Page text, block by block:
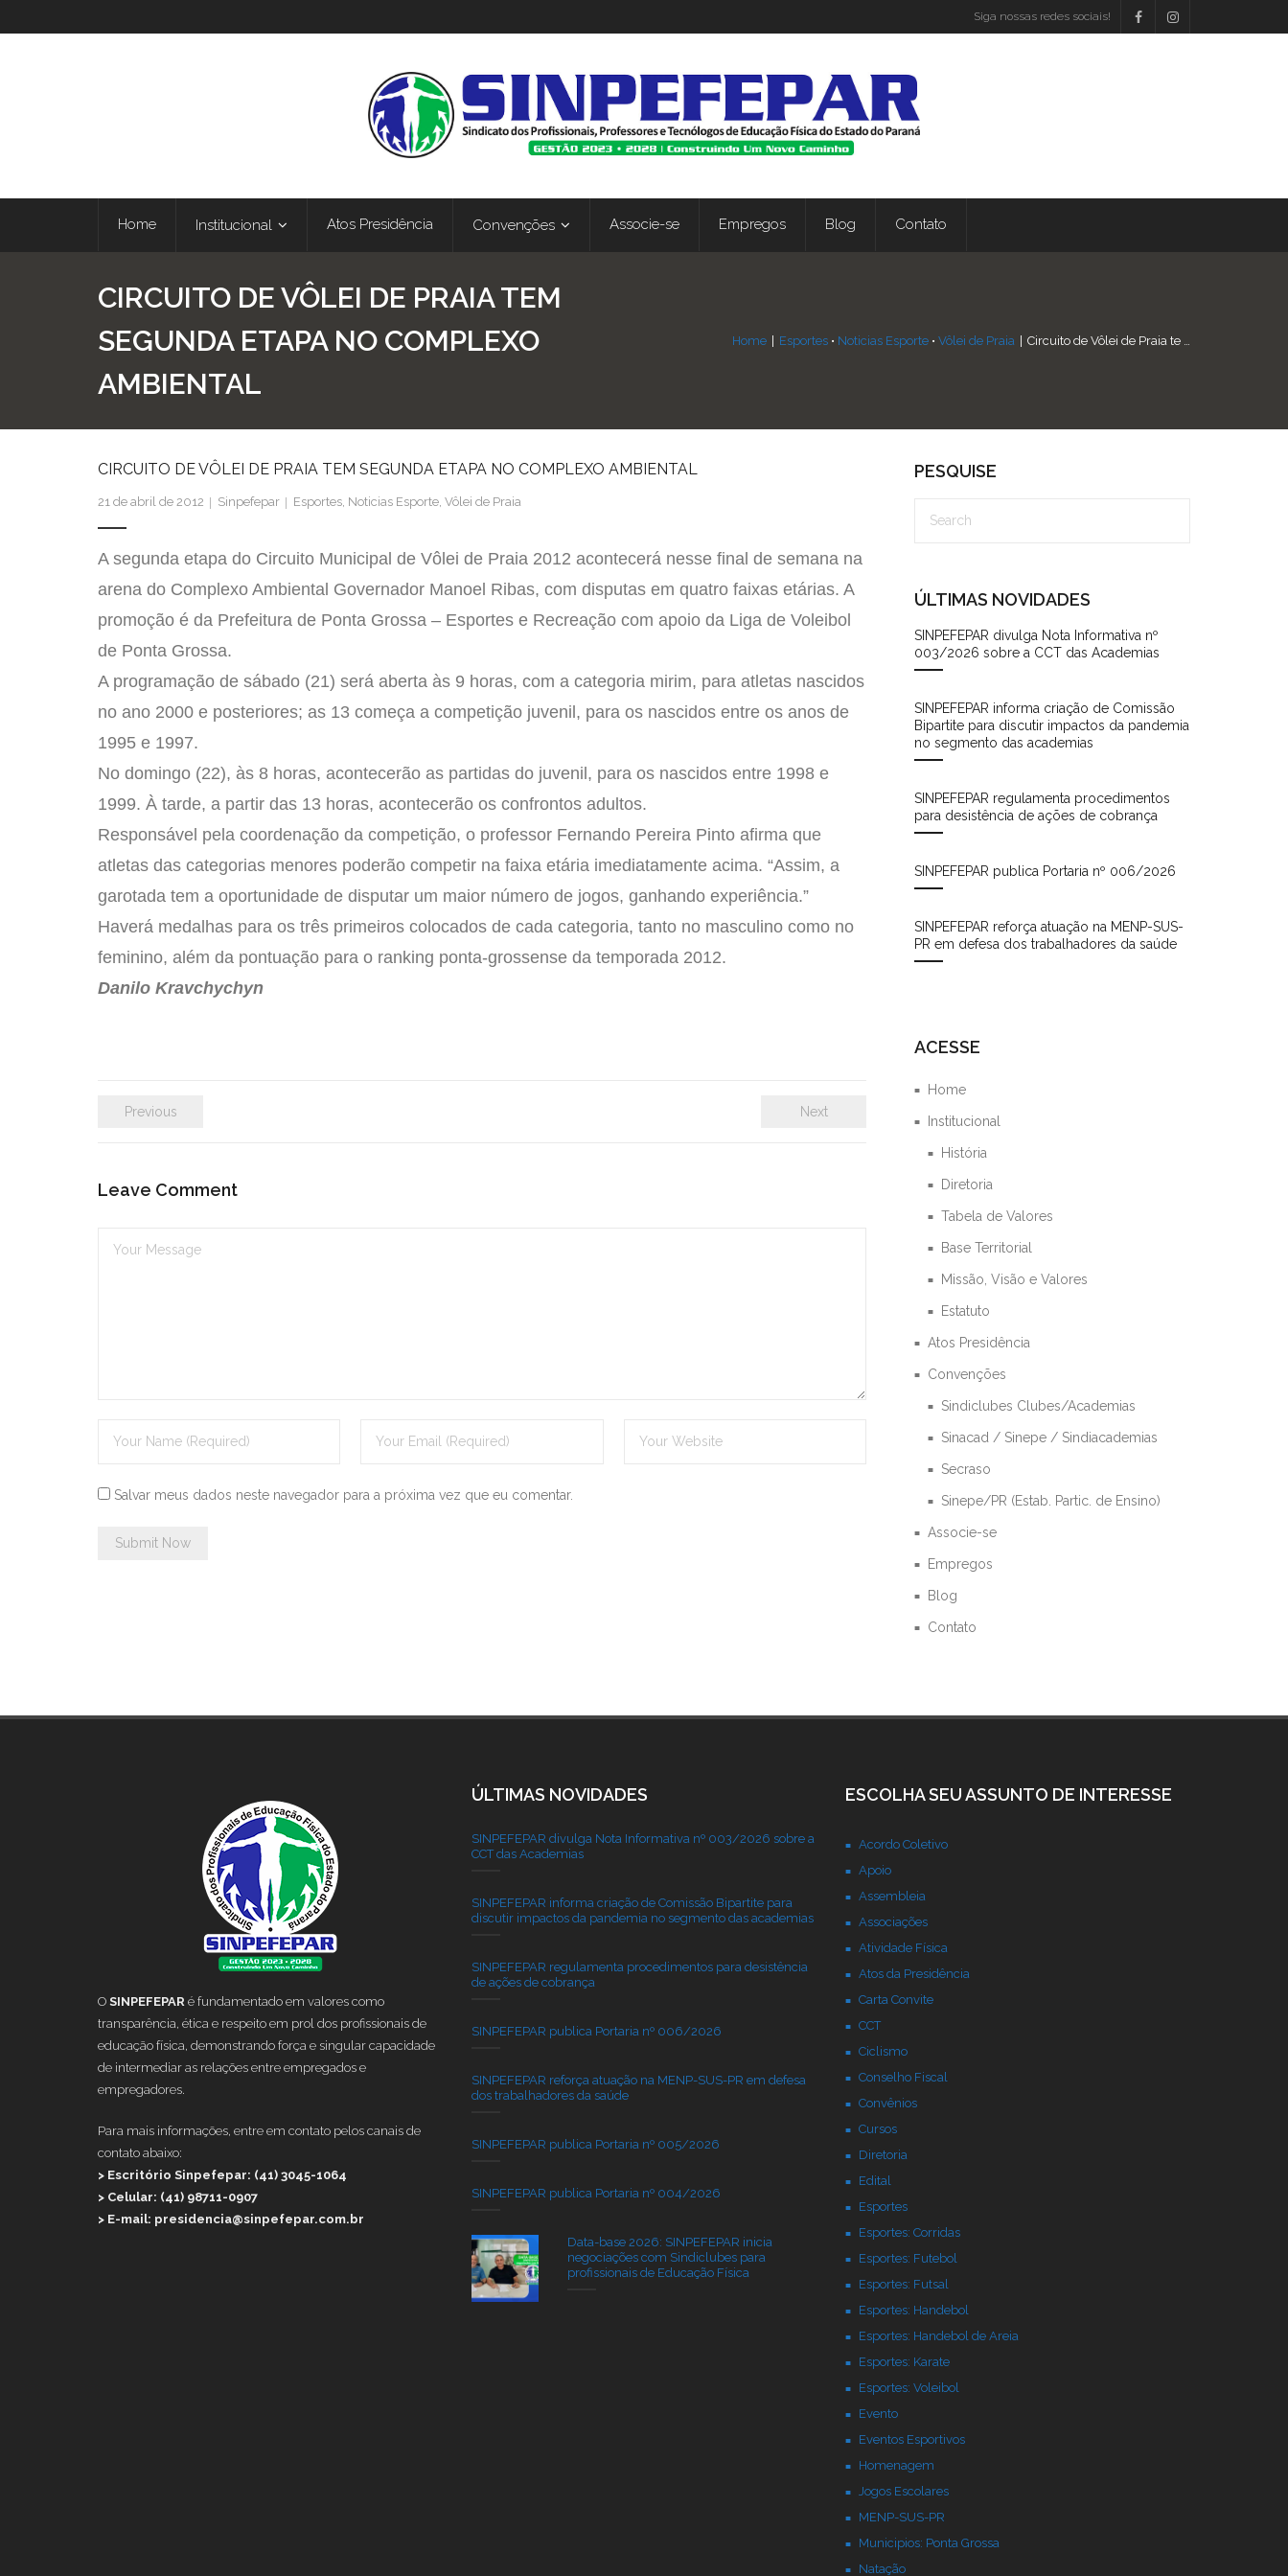
Siga nossas redes sociais!
Home Institucional Atos Presidência Convenções Associe-se Empregos Blog Contato
CIRCUITO DE VÔLEI DE PRAIA TEM
SEGUNDA ETAPA NO COMPLEXO
AMBIENTAL
Home Esportes • Noticias Esporte • Vôlei de Praia Circuito de Vôlei de Praia te …
CIRCUITO DE VÔLEI DE PRAIA TEM SEGUNDA ETAPA NO COMPLEXO AMBIENTAL
21 de abril de 2012 Sinpefepar Esportes Noticias Esporte Vôlei de Praia
A segunda etapa do Circuito Municipal de Vôlei de Praia 2012 acontecerá nesse final de semana na
arena do Complexo Ambiental Governador Manoel Ribas, com disputas em quatro faixas etárias. A
promoção é da Prefeitura de Ponta Grossa – Esportes e Recreação com apoio da Liga de Voleibol
de Ponta Grossa.
A programação de sábado (21) será aberta às 9 horas, com a categoria mirim, para atletas nascidos
no ano 2000 e posteriores; as 13 começa a competição juvenil, para os nascidos entre os anos de
1995 e 1997.
No domingo (22), às 8 horas, acontecerão as partidas do juvenil, para os nascidos entre 1998 e
1999. À tarde, a partir das 13 horas, acontecerão os confrontos adultos.
Responsável pela coordenação da competição, o professor Fernando Pereira Pinto afirma que
atletas das categorias menores poderão competir na faixa etária imediatamente acima. “Assim, a
garotada tem a oportunidade de disputar um maior número de jogos, ganhando experiência.”
Haverá medalhas para os três primeiros colocados de cada categoria, tanto no masculino como no
feminino, além da pontuação para o ranking ponta-grossense da temporada 2012.
Danilo Kravchychyn
Previous Next
Leave Comment
Salvar meus dados neste navegador para a próxima vez que eu comentar.
PESQUISE
ÚLTIMAS NOVIDADES
SINPEFEPAR divulga Nota Informativa nº
003/2026 sobre a CCT das Academias
SINPEFEPAR informa criação de Comissão
Bipartite para discutir impactos da pandemia
no segmento das academias
SINPEFEPAR regulamenta procedimentos
para desistência de ações de cobrança
SINPEFEPAR publica Portaria nº 006/2026
SINPEFEPAR reforça atuação na MENP-SUS-
PR em defesa dos trabalhadores da saúde
ACESSE
Home
Institucional
História
Diretoria
Tabela de Valores
Base Territorial
Missão, Visão e Valores
Estatuto
Atos Presidência
Convenções
Sindiclubes Clubes/Academias
Sinacad / Sinepe / Sindiacademias
Secraso
Sinepe/PR (Estab. Partic. de Ensino)
Associe-se
Empregos
Blog
Contato
O SINPEFEPAR é fundamentado em valores como
transparência, ética e respeito em prol dos profissionais de
educação física, demonstrando força e singular capacidade
de intermediar as relações entre empregados e
empregadores.
Para mais informações, entre em contato pelos canais de
contato abaixo:
> Escritório Sinpefepar: (41) 3045-1064
> Celular: (41) 98711-0907
> E-mail: presidencia@sinpefepar.com.br
ÚLTIMAS NOVIDADES
SINPEFEPAR divulga Nota Informativa nº 003/2026 sobre a
CCT das Academias
SINPEFEPAR informa criação de Comissão Bipartite para
discutir impactos da pandemia no segmento das academias
SINPEFEPAR regulamenta procedimentos para desistência
de ações de cobrança
SINPEFEPAR publica Portaria nº 006/2026
SINPEFEPAR reforça atuação na MENP-SUS-PR em defesa
dos trabalhadores da saúde
SINPEFEPAR publica Portaria nº 005/2026
SINPEFEPAR publica Portaria nº 004/2026
Data-base 2026: SINPEFEPAR inicia
negociações com Sindiclubes para
profissionais de Educação Física
ESCOLHA SEU ASSUNTO DE INTERESSE
Acordo Coletivo
Apoio
Assembleia
Associações
Atividade Física
Atos da Presidência
Carta Convite
CCT
Ciclismo
Conselho Fiscal
Convênios
Cursos
Diretoria
Edital
Esportes
Esportes: Corridas
Esportes: Futebol
Esportes: Futsal
Esportes: Handebol
Esportes: Handebol de Areia
Esportes: Karate
Esportes: Voleibol
Evento
Eventos Esportivos
Homenagem
Jogos Escolares
MENP-SUS-PR
Municipios: Ponta Grossa
Natação